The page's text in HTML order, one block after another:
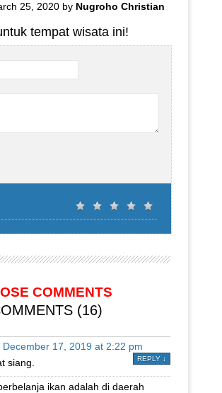
25, 2020 by Nugroho Christian
tempat wisata ini!
COMMENTS
(16)
December 17, 2019 at 2:22 pm
REPLY ↓
siang.
ikan adalah di daerah